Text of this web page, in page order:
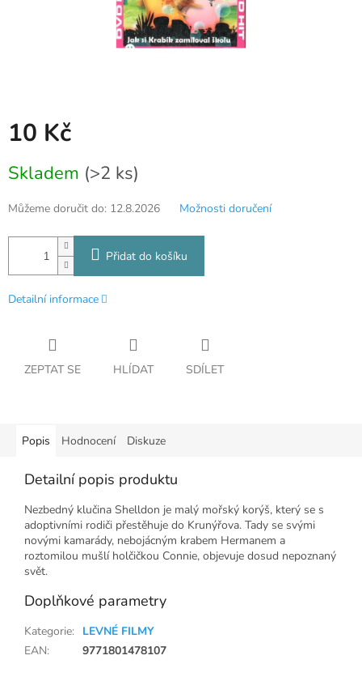
10 Kč
cena:
Skladem (>2 ks)
Můžeme doručit do: 12.8.2026 Možnosti doručení
Přidat do košíku
Detailní informace
ZEPTAT SE HLÍDAT SDÍLET
Popis Hodnocení Diskuze
Detailní popis produktu
Nezbedný klučina Shelldon je malý mořský korýš, který se s
adoptivními rodiči přestěhuje do Krunýřova. Tady se svými
novými kamarády, nebojácným krabem Hermanem a
roztomilou mušlí holčičkou Connie, objevuje dosud nepoznaný
svět.
Doplňkové parametry
Kategorie: LEVNÉ FILMY
EAN: 9771801478107